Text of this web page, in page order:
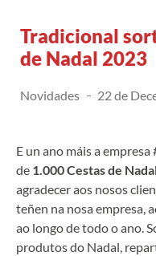
Tradicional
de Nadal 2023
Novidades 22 de
E un ano máis a
de 1.000 Cestas de
agradecer aos nosos
teñen na nosa empresa,
ao longo de todo o ano.
produtos do Nadal,